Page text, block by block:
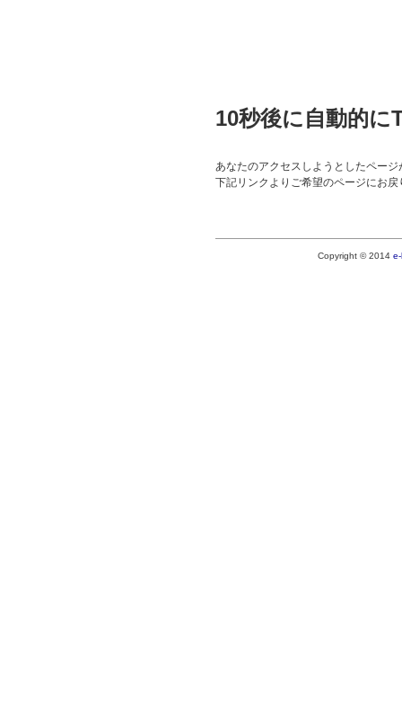
10秒後に自動的
あなたのアクセスしようとしたペー
下記リンクよりご希望のページにお戻
Copyright © 2014